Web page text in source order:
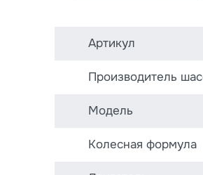
Артикул
Производитель
Модель
Колесная формула